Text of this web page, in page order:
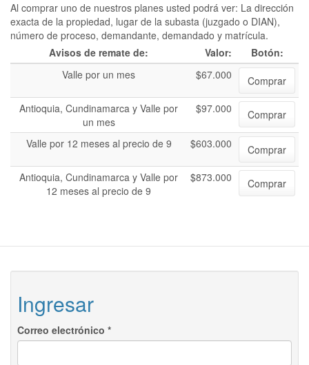
Al comprar uno de nuestros planes usted podrá ver: La dirección
exacta de la propiedad, lugar de la subasta (juzgado o DIAN),
número de proceso, demandante, demandado y matrícula.
Avisos de remate de:
Valor:
Botón:
Valle por un mes
$67.000
Comprar
Antioquia, Cundinamarca y Valle por
un mes
$97.000 Comprar
Valle por 12 meses al precio de 9 $603.000
Comprar
Antioquia, Cundinamarca y Valle por
12 meses al precio de 9
$873.000 Comprar
Ingresar
Correo electrónico *